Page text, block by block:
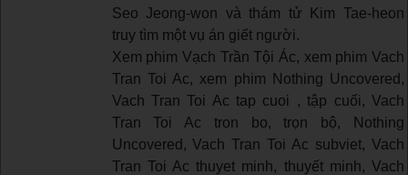
Seo Jeong-won và thám tử Kim Tae-heon
truy tìm một vụ án giết người.
Xem phim Vạch Trần Tội Ác, xem phim Vach
Tran Toi Ac, xem phim Nothing Uncovered,
Vach Tran Toi Ac tap cuoi , tập cuối, Vach
Tran Toi Ac tron bo, trọn bộ, Nothing
Uncovered, Vach Tran Toi Ac subviet, Vach
Tran Toi Ac thuyet minh, thuyết minh, Vach